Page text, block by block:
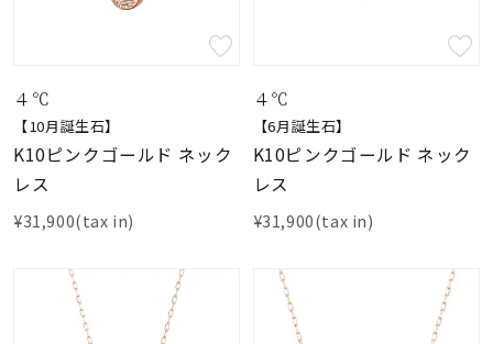
４℃
【10月誕生石】
K10ピンクゴールド ネック
レス
¥31,900(tax in)
４℃
【6月誕生石】
K10ピンクゴールド ネック
レス
¥31,900(tax in)